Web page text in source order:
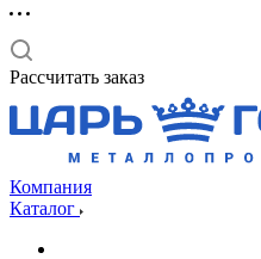
Рассчитать заказ
Компания
Каталог